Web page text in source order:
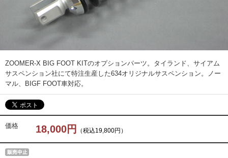
ZOOMER-X BIG FOOT KITのオプションパーツ。タイランド、サイアム
サスペンション社にて特注生産した634オリジナルサスペンション。ノー
マル、BIGF FOOT車対応。
価格 18,000円 （税込19,800円）